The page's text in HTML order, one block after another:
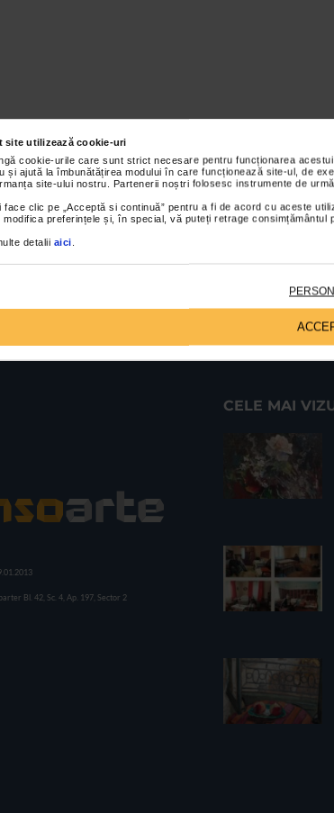
site utilizează cookie-uri
cookie-urile care sunt strict necesare pentru funcționarea
și ajută la îmbunătățirea modului în care funcționează site-ul, de
site-ului nostru. Partenerii noștri folosesc instrumente de
face clic pe „Acceptă si continuă” pentru a fi de acord cu aceste
modifica preferințele și, în special, vă puteți retrage consimțământul
detalii aici
Bl. 42, Sc. 4, Ap. 197, Sector 2
CELE MAI